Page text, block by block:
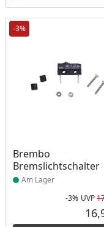
-3%
Brembo
Bremslichtschalter
Produkt am Lager
Am Lager
-3% UVP